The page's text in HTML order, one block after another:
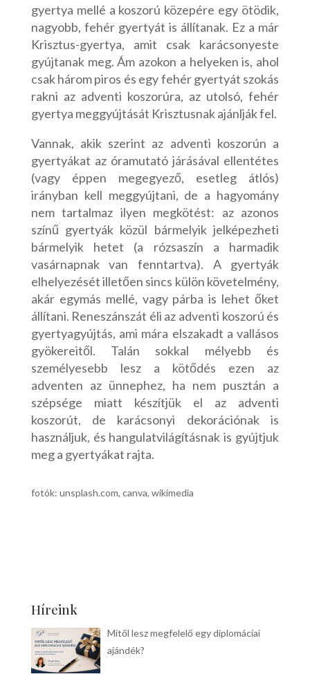
gyertya mellé a koszorú közepére egy ötödik,
nagyobb, fehér gyertyát is állítanak. Ez a már
Krisztus-gyertya, amit csak karácsonyeste
gyújtanak meg. Ám azokon a helyeken is, ahol
csak három piros és egy fehér gyertyát szokás
rakni az adventi koszorúra, az utolsó, fehér
gyertya meggyújtását Krisztusnak ajánlják fel.
Vannak, akik szerint az adventi koszorún a
gyertyákat az óramutató járásával ellentétes
(vagy éppen megegyező, esetleg átlós)
irányban kell meggyújtani, de a hagyomány
nem tartalmaz ilyen megkötést: az azonos
színű gyertyák közül bármelyik jelképezheti
bármelyik hetet (a rózsaszín a harmadik
vasárnapnak van fenntartva). A gyertyák
elhelyezését illetően sincs külön követelmény,
akár egymás mellé, vagy párba is lehet őket
állítani. Reneszánszát éli az adventi koszorú és
gyertyagyújtás, ami mára elszakadt a vallásos
gyökereitől. Talán sokkal mélyebb és
személyesebb lesz a kötődés ezen az
adventen az ünnephez, ha nem pusztán a
szépsége miatt készítjük el az adventi
koszorút, de karácsonyi dekorációnak is
használjuk, és hangulatvilágításnak is gyújtjuk
meg a gyertyákat rajta.
fotók: unsplash.com, canva, wikimedia
Híreink
Mitől lesz megfelelő egy diplomáciai
ajándék?